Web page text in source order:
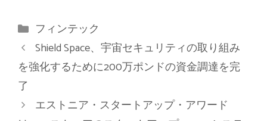
カ
テ
ゴ
リ
フィンテック
Shield Space、宇宙セキュリティの取り組み
を強化するために200万ポンドの資金調達を完
了
エストニア・スタートアップ・アワード